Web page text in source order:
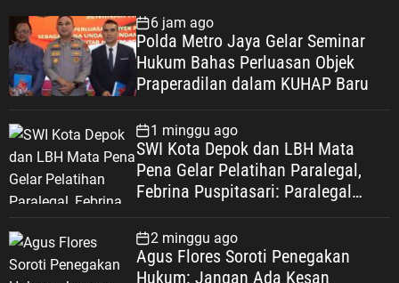
6 jam ago
Polda Metro Jaya Gelar Seminar
Hukum Bahas Perluasan Objek
Praperadilan dalam KUHAP Baru
1 minggu ago
SWI Kota Depok dan LBH Mata
Pena Gelar Pelatihan Paralegal,
Febrina Puspitasari: Paralegal
Keadilan Warga Depok
2 minggu ago
Agus Flores Soroti Penegakan
Hukum: Jangan Ada Kesan